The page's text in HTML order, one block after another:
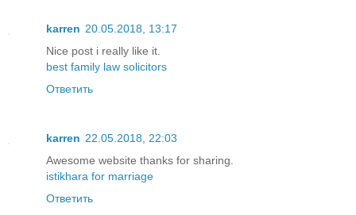
karren 20.05.2018, 13:17
Nice post i really like it.
best family law solicitors
Ответить
karren 22.05.2018, 22:03
Awesome website thanks for sharing.
istikhara for marriage
Ответить